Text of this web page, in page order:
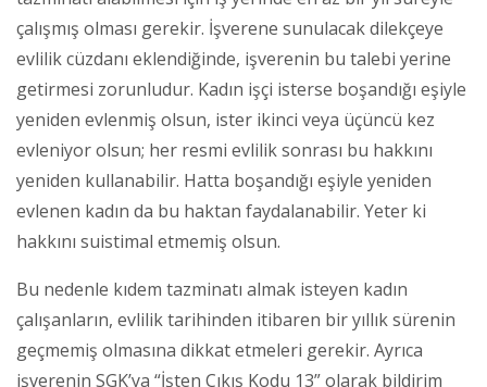
çalışmış olması gerekir. İşverene sunulacak dilekçeye
evlilik cüzdanı eklendiğinde, işverenin bu talebi yerine
getirmesi zorunludur. Kadın işçi isterse boşandığı eşiyle
yeniden evlenmiş olsun, ister ikinci veya üçüncü kez
evleniyor olsun; her resmi evlilik sonrası bu hakkını
yeniden kullanabilir. Hatta boşandığı eşiyle yeniden
evlenen kadın da bu haktan faydalanabilir. Yeter ki
hakkını suistimal etmemiş olsun.
Bu nedenle kıdem tazminatı almak isteyen kadın
çalışanların, evlilik tarihinden itibaren bir yıllık sürenin
geçmemiş olmasına dikkat etmeleri gerekir. Ayrıca
işverenin SGK’ya “İşten Çıkış Kodu 13” olarak bildirim